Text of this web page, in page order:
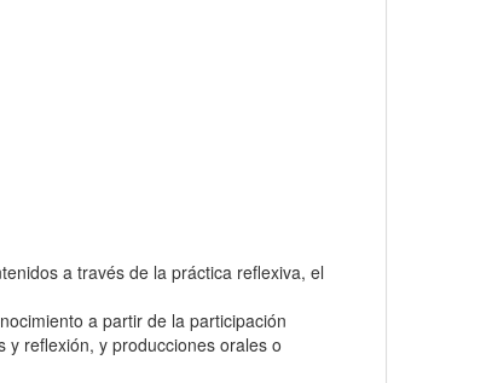
a través de la práctica reflexiva, el
a partir de la participación
reflexión, y producciones orales o